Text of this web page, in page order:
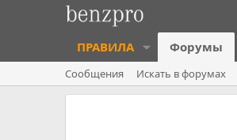
ПРАВИЛА Форумы
Сообщения Искать в форумах